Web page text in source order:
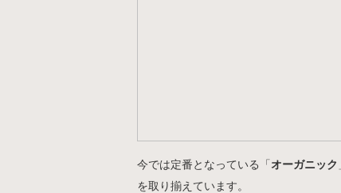
今では定番となっている「オーガニック
を取り揃えています。